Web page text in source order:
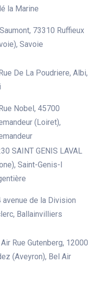
la Marine
73310 Ruffieux
Savoie
De La Poudriere, Albi,
Nobel, 45700
(Loiret),
SAINT GENIS LAVAL
Saint-Genis-l
avenue de la Division
Ballainvilliers
Rue Gutenberg, 12000
(Aveyron), Bel Air